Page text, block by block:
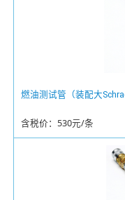
燃油测试管（装配大
含税价：530元/条